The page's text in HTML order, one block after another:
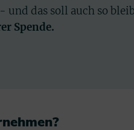
das soll auch so
Spende.